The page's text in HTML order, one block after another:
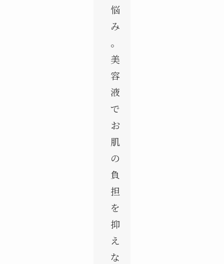
悩
み
。
美
容
液
で
お
肌
の
負
担
を
抑
え
な